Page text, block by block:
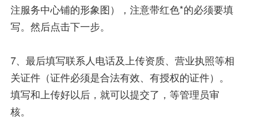
注服务中心铺的形象图），注意带红色*的必须要填
写。然后点击下一步。
7、最后填写联系人电话及上传资质、营业执照等相
关证件（证件必须是合法有效、有授权的证件）。
填写和上传好以后，就可以提交了，等管理员审
核。